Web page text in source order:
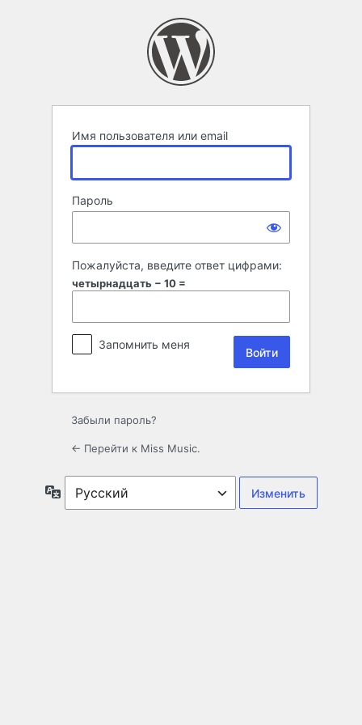
Имя пользователя или email
Пароль
Пожалуйста, введите ответ цифрами:
четырнадцать − 10 =
Запомнить меня
Забыли пароль?
← Перейти к Miss Music.
Язык